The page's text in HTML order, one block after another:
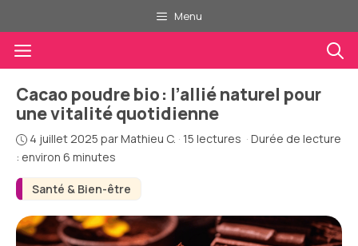
au
contenu
Menu
Menu
Santé & Bien-être
Cacao poudre bio : l’allié naturel pour
une vitalité quotidienne
4 juillet 2025 parMathieu C. · 15 lectures · Durée de lecture
: environ 6 minutes